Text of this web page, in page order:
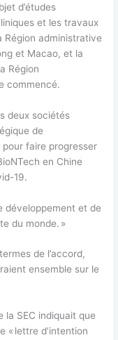
d’études
et les travaux
Région administrative
et Macao, et la
Région
commencé.
deux sociétés
de
faire progresser
en Chine
19.
développement et de
du monde. »
de l’accord,
ensemble sur le
la SEC indiquait que
« lettre d’intention